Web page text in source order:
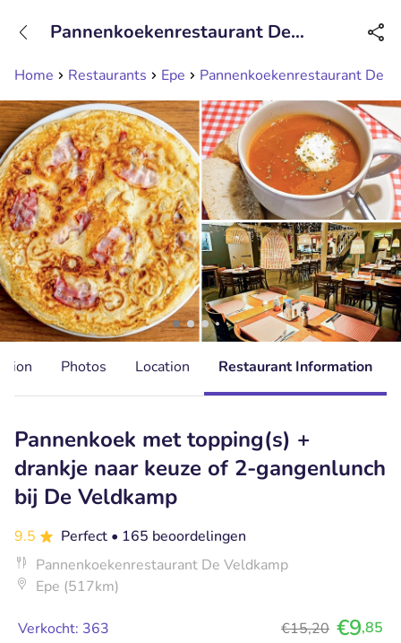
Available until 23:00
Home Restaurants Epe Pannenkoekenrestaurant De
Pannenkoekenrestaurant De
Photos Location Restaurant Information
Pannenkoek met topping(s) +
drankje naar keuze of 2-gangenlunch
bij De Veldkamp
9.5 Perfect • 165 beoordelingen
Pannenkoekenrestaurant De Veldkamp
Epe (517km)
Verkocht: 363 €15,20 €9,85